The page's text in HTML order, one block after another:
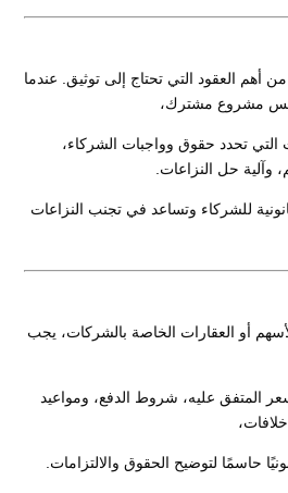
من أهم العقود التي تحتاج إلى توثيق. عندما
مشروع مشترك،
التي تحدد حقوق وواجبات الشركاء،
وآلية حل النزاعات.
للشركاء وتساعد في تجنب النزاعات
أو العقارات الخاصة بالشركات، يجب
المتفق عليه، شروط الدفع، ومواعيد
حاسمًا لتوضيح الحقوق والالتزامات.